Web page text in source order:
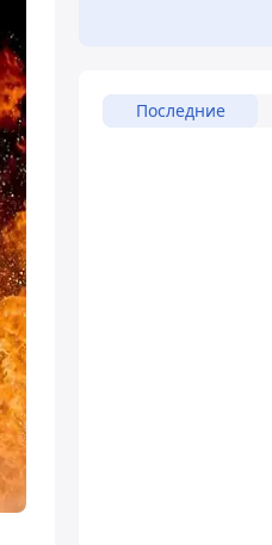
Последние